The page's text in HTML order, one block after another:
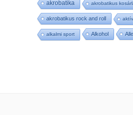
akrobatika akrobatikus
akrobatikus rock and roll
alkalmi sport Alkohol